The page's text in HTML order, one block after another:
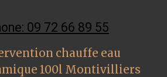
09 72 66 89 55
chauffe eau
100l Montivilliers